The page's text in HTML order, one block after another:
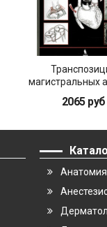
магистральных
2065 руб
Анатомия